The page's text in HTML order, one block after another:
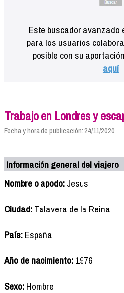
Este buscador avanzado
para los usuarios
posible con su
aquí
Trabajo en Londres y
Fecha y hora de publicación: 24/11/2020
Información general del viajero
Nombre o apodo:Jesus
Ciudad:Talavera de la Reina
País:España
Año de nacimiento:1976
Sexo:Hombre